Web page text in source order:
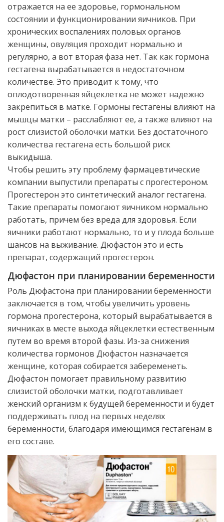
отражается на ее здоровье, гормональном
состоянии и функционировании яичников. При
хронических воспалениях половых органов
женщины, овуляция проходит нормально и
регулярно, а вот вторая фаза нет. Так как гормона
гестагена вырабатывается в недостаточном
количестве. Это приводит к тому, что
оплодотворенная яйцеклетка не может надежно
закрепиться в матке. Гормоны гестагены влияют на
мышцы матки – расслабляют ее, а также влияют на
рост слизистой оболочки матки. Без достаточного
количества гестагена есть большой риск
выкидыша.
Чтобы решить эту проблему фармацевтические
компании выпустили препараты с прогестероном.
Прогестерон это синтетический аналог гестагена.
Такие препараты помогают яичником нормально
работать, причем без вреда для здоровья. Если
яичники работают нормально, то и у плода больше
шансов на выживание. Дюфастон это и есть
препарат, содержащий прогестерон.
Дюфастон при планировании беременности
Роль Дюфастона при планировании беременности
заключается в том, чтобы увеличить уровень
гормона прогестерона, который вырабатывается в
яичниках в месте выхода яйцеклетки естественным
путем во время второй фазы. Из-за снижения
количества гормонов Дюфастон назначается
женщине, которая собирается забеременеть.
Дюфастон помогает правильному развитию
слизистой оболочки матки, подготавливает
женский организм к будущей беременности и будет
поддерживать плод на первых неделях
беременности, благодаря имеющимся гестагенам в
его составе.